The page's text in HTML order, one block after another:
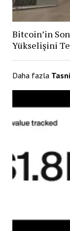
Bitcoin’in
Yükselişini
Daha fazla